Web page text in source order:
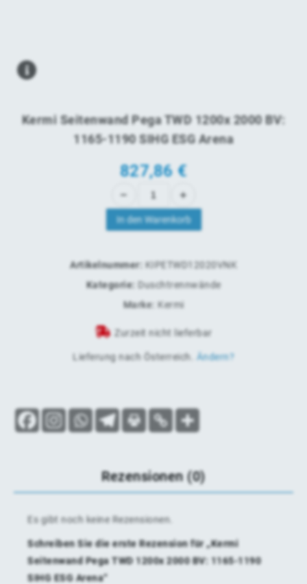
Kermi Seitenwand Pega TWD 1200x 2000 BV:
1165-1190 SIHG ESG Arena
827,86€
In den Warenkorb
Artikelnummer: KIPETWD12020VNK
Kategorie:
Duschtrennwände
Marke: Kermi
Zurzeit nicht lieferbar
Lieferung nach Österreich Ändern?
Rezensionen (0)
Es gibt noch keine Rezensionen.
Schreiben Sie die erste Rezension für „Kermi
Seitenwand Pega TWD 1200x 2000 BV: 1165-1190
SIHG ESG Arena“